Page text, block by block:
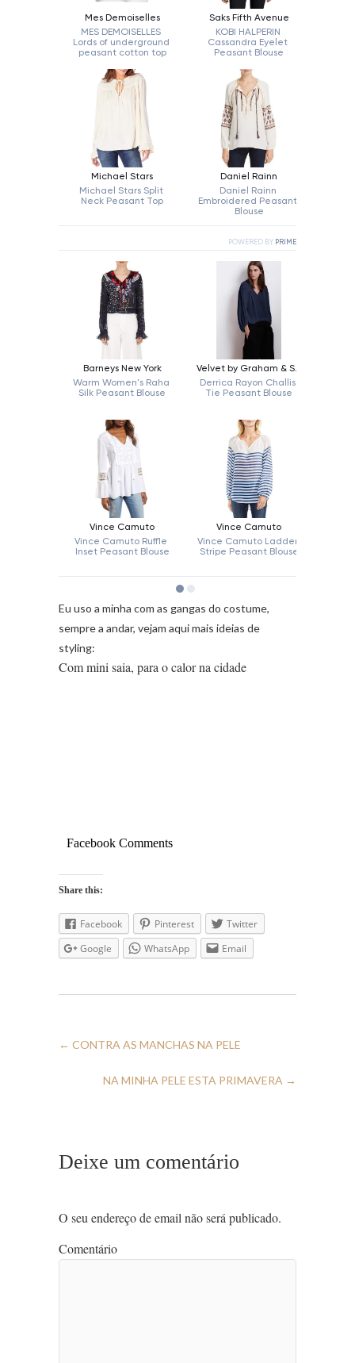
Eu uso a minha com as gangas do costume,
sempre a andar, vejam aqui mais ideias de
styling:
Com mini saia, para o calor na cidade
Facebook Comments
Share this:
Facebook Pinterest
Twitter
Google
WhatsApp Email
← CONTRA AS MANCHAS NA PELE
NA MINHA PELE ESTA PRIMAVERA →
Deixe um comentário
O seu endereço de email não será publicado.
Comentário